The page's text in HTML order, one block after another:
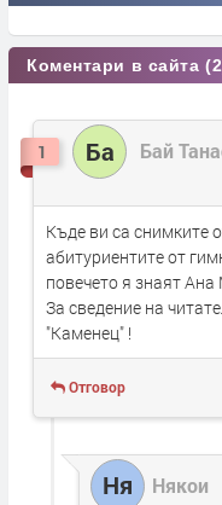
Коментари в сайта
1 Ба Бай
Къде ви са снимките
абитуриентите от
повечето я знаят Ана
За сведение на
"Каменец" !
Отговор
Ня Някои